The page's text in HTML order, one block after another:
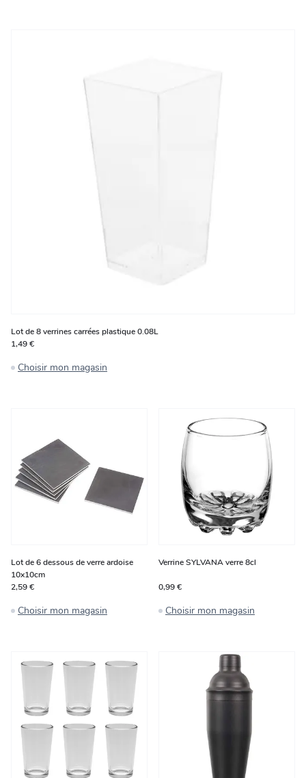
Lot de 8 verrines carrées plastique 0.08L
1,49 €
Choisir mon magasin
Lot de 6 dessous de verre ardoise
10x10cm
2,59 €
Choisir mon magasin
Verrine SYLVANA verre 8cl
0,99 €
Choisir mon magasin